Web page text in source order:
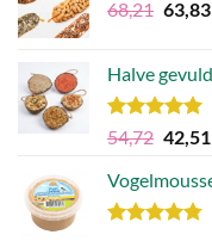
68,21 63,83
Halve
Waardering
5.00
uit 5
54,72
was:
€54,72.
42,51